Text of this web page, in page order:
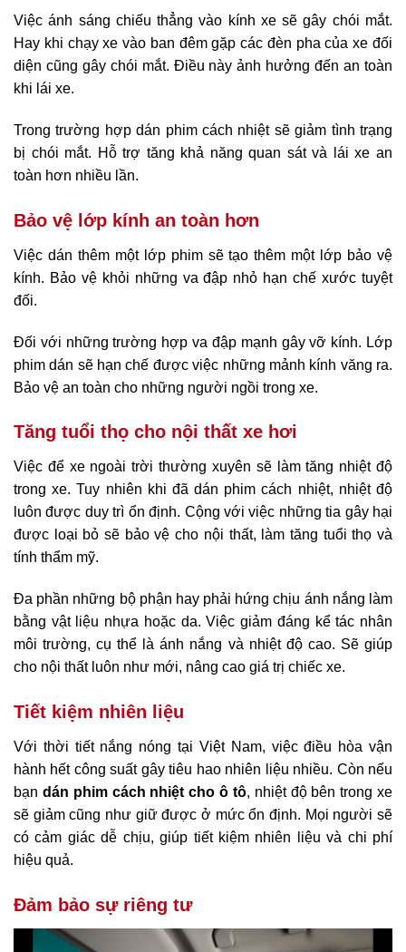
Việc ánh sáng chiếu thẳng vào kính xe sẽ gây chói mắt.
Hay khi chạy xe vào ban đêm gặp các đèn pha của xe đối
diện cũng gây chói mắt. Điều này ảnh hưởng đến an toàn
khi lái xe.
Trong trường hợp dán phim cách nhiệt sẽ giảm tình trạng
bị chói mắt. Hỗ trợ tăng khả năng quan sát và lái xe an
toàn hơn nhiều lần.
Bảo vệ lớp kính an toàn hơn
Việc dán thêm một lớp phim sẽ tạo thêm một lớp bảo vệ
kính. Bảo vệ khỏi những va đập nhỏ hạn chế xước tuyệt
đối.
Đối với những trường hợp va đập mạnh gây vỡ kính. Lớp
phim dán sẽ hạn chế được việc những mảnh kính văng ra.
Bảo vệ an toàn cho những người ngồi trong xe.
Tăng tuổi thọ cho nội thất xe hơi
Việc để xe ngoài trời thường xuyên sẽ làm tăng nhiệt độ
trong xe. Tuy nhiên khi đã dán phim cách nhiệt, nhiệt độ
luôn được duy trì ổn định. Cộng với việc những tia gây hại
được loại bỏ sẽ bảo vệ cho nội thất, làm tăng tuổi thọ và
tính thẩm mỹ.
Đa phần những bộ phận hay phải hứng chịu ánh nắng làm
bằng vật liệu nhựa hoặc da. Việc giảm đáng kể tác nhân
môi trường, cụ thể là ánh nắng và nhiệt độ cao. Sẽ giúp
cho nội thất luôn như mới, nâng cao giá trị chiếc xe.
Tiết kiệm nhiên liệu
Với thời tiết nắng nóng tại Việt Nam, việc điều hòa vận
hành hết công suất gây tiêu hao nhiên liệu nhiều. Còn nếu
bạn dán phim cách nhiệt cho ô tô, nhiệt độ bên trong xe
sẽ giảm cũng như giữ được ở mức ổn định. Mọi người sẽ
có cảm giác dễ chịu, giúp tiết kiệm nhiên liệu và chi phí
hiệu quả.
Đảm bảo sự riêng tư